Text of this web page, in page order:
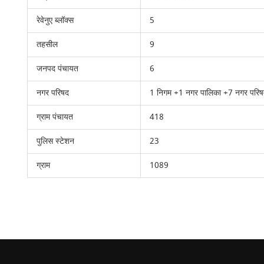
रेवेनुए ब्लॉक्स
5
तहसील
9
जनपद पंचायत
6
नगर परिषद
1 निगम +1 नगर पालिका +7 नगर
ग्राम पंचायत
418
पुलिस स्टेशन
23
ग्राम
1089